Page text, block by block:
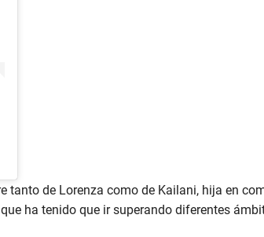
tanto de Lorenza como de Kailani, hija en
ha tenido que ir superando diferentes